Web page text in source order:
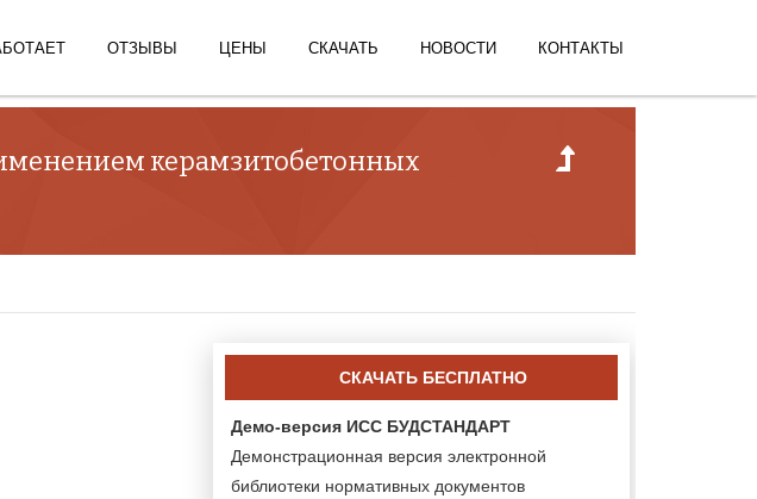
ОТЗЫВЫ ЦЕНЫ СКАЧАТЬ НОВОСТИ КОНТАКТЫ
керамзитобетонных
СКАЧАТЬ БЕСПЛАТНО
Демо-версия ИСС БУДСТАНДАРТ
Демонстрационная версия электронной
библиотеки нормативных документов